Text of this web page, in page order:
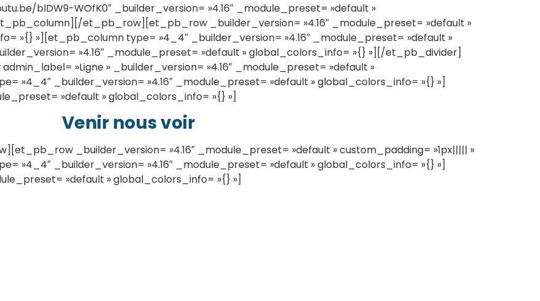
blDW9-WOfK0″ _builder_version= »4.16″ _module_preset= »default »
et_pb_row][et_pb_row _builder_version= »4.16″ _module_preset= »default »
»{} »][et_pb_column type= »4_4″ _builder_version= »4.16″ _module_preset= »default »
»4.16″ _module_preset= »default » global_colors_info= »{} »][/et_pb_divider]
»Ligne » _builder_version= »4.16″ _module_preset= »default »
»4_4″ _builder_version= »4.16″ _module_preset= »default » global_colors_info= »{} »]
»default » global_colors_info= »{} »]
Venir nous voir
_builder_version= »4.16″ _module_preset= »default » custom_padding= »1px||||| »
»4_4″ _builder_version= »4.16″ _module_preset= »default » global_colors_info= »{} »]
»default » global_colors_info= »{} »]